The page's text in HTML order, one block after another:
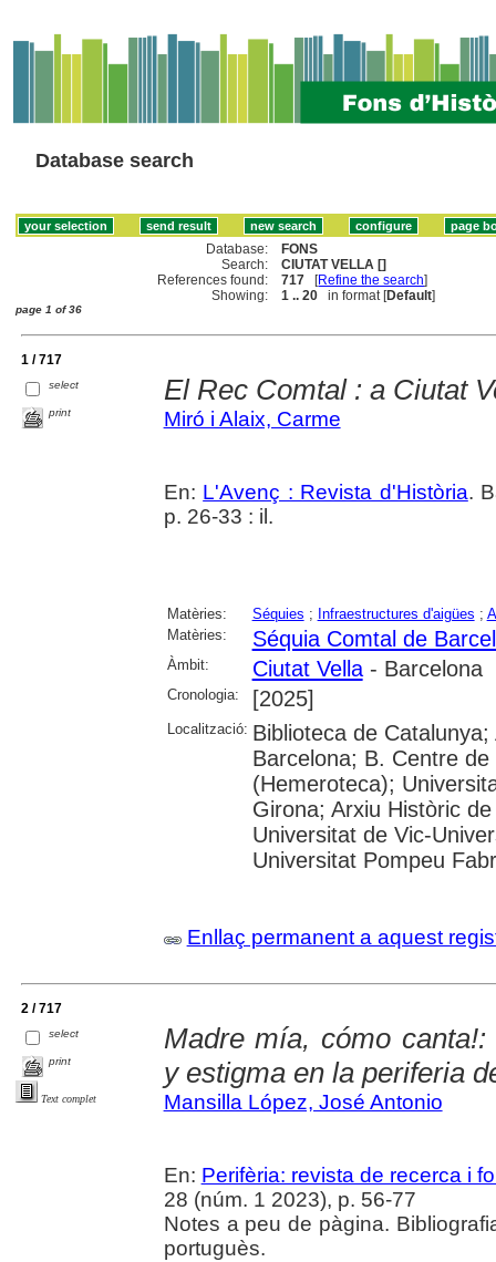
Database search
Database:
FONS
Search:
CIUTAT VELLA []
References found:
717 [Refine the search]
Showing:
1 .. 20 in format [Default]
page 1 of 36
1 / 717
select
print
El Rec Comtal : a Ciutat
Miró i Alaix, Carme
En: L'Avenç : Revista d'Història.
p. 26-33 : il.
Matèries: Séquies ; Infraestructures d'aigües ;
Matèries:
Séquia Comtal de
Àmbit: Ciutat Vella- Barcelona
Cronologia: [2025]
Localització: Biblioteca de
Barcelona; B. Centre
(Hemeroteca);
Girona; Arxiu Històric
Universitat de Vic-
Universitat Pompeu
Enllaç permanent a aquest
2 / 717
select
print
Text complet
Madre mía, cómo
y estigma en la periferia
Mansilla López, José Antonio
En: Perifèria: revista de recerca i
28 (núm. 1 2023), p. 56-77
Notes a peu de pàgina.
portuguès.